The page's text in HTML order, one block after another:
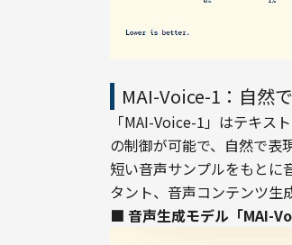
MAI-Voice-1：自然
「MAI-Voice-1」はテキス
の制御が可能で、自然で表
短い音声サンプルをもとに
タント、音声コンテンツ生
■ 音声生成モデル「MAI-